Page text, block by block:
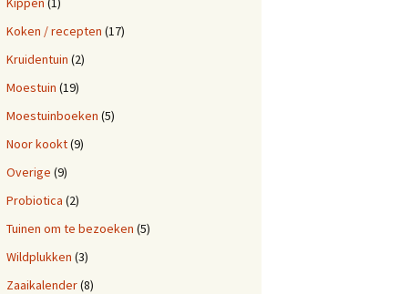
Koken / recepten (17)
Kruidentuin (2)
Moestuin (19)
Moestuinboeken (5)
Noor kookt(9)
Overige (9)
Probiotica (2)
Tuinen om te bezoeken (5)
Wildplukken (3)
Zaaikalender(8)